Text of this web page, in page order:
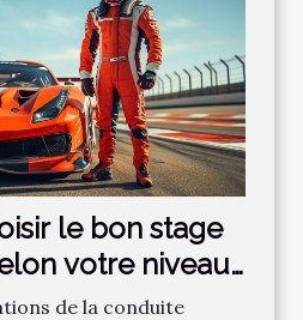
le bon stage
votre niveau
de la conduite